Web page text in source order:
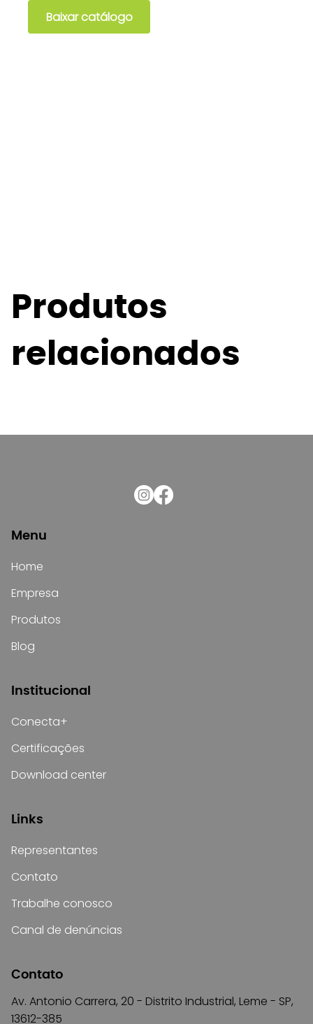
Baixar catálogo
Produtos
relacionados
Menu
Home
Empresa
Produtos
Blog
Institucional
Conecta+
Certificações
Download center
Links
Representantes
Contato
Trabalhe conosco
Canal de denúncias
Contato
Av. Antonio Carrera, 20 - Distrito Industrial, Leme - SP,
13612-385